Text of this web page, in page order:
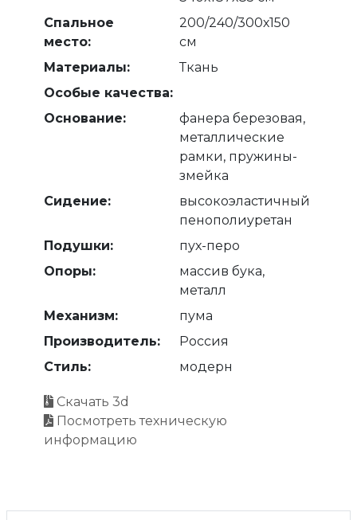
Спальное
место:
200/240/300х150
см
Материалы:
Ткань
Особые качества:
Основание:
фанера березовая,
металлические
рамки, пружины-
змейка
Сидение:
высокоэластичный
пенополиуретан
Подушки:
пух-перо
Опоры:
массив бука,
металл
Механизм:
пума
Производитель:
Россия
Стиль:
модерн
Скачать 3d
Посмотреть техническую
информацию